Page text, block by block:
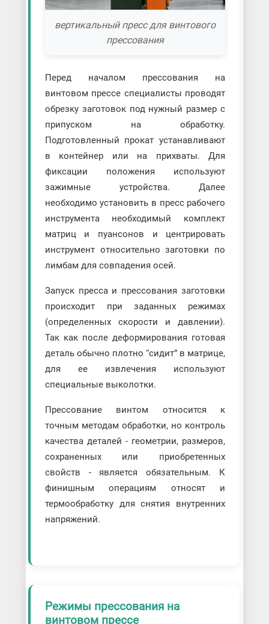
вертикальный пресс для винтового
прессования
Перед началом прессования на
винтовом прессе специалисты проводят
обрезку заготовок под нужный размер с
припуском на обработку.
Подготовленный прокат устанавливают
в контейнер или на прихваты. Для
фиксации положения используют
зажимные устройства. Далее
необходимо установить в пресс рабочего
инструмента необходимый комплект
матриц и пуансонов и центрировать
инструмент относительно заготовки по
лимбам для совпадения осей.
Запуск пресса и прессования заготовки
происходит при заданных режимах
(определенных скорости и давлении).
Так как после деформирования готовая
деталь обычно плотно “сидит” в матрице,
для ее извлечения используют
специальные выколотки.
Прессование винтом относится к
точным методам обработки, но контроль
качества деталей - геометрии, размеров,
сохраненных или приобретенных
свойств - является обязательным. К
финишным операциям относят и
термообработку для снятия внутренних
напряжений.
Режимы прессования на
винтовом прессе